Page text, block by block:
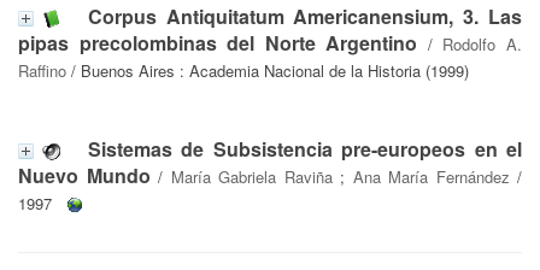
Corpus Antiquitatum Americanensium, 3. Las
pipas precolombinas del Norte Argentino / Rodolfo A.
Raffino / Buenos Aires : Academia Nacional de la Historia (1999)
Sistemas de Subsistencia pre-europeos en el
Nuevo Mundo / María Gabriela Raviña; Ana María Fernández /
1997